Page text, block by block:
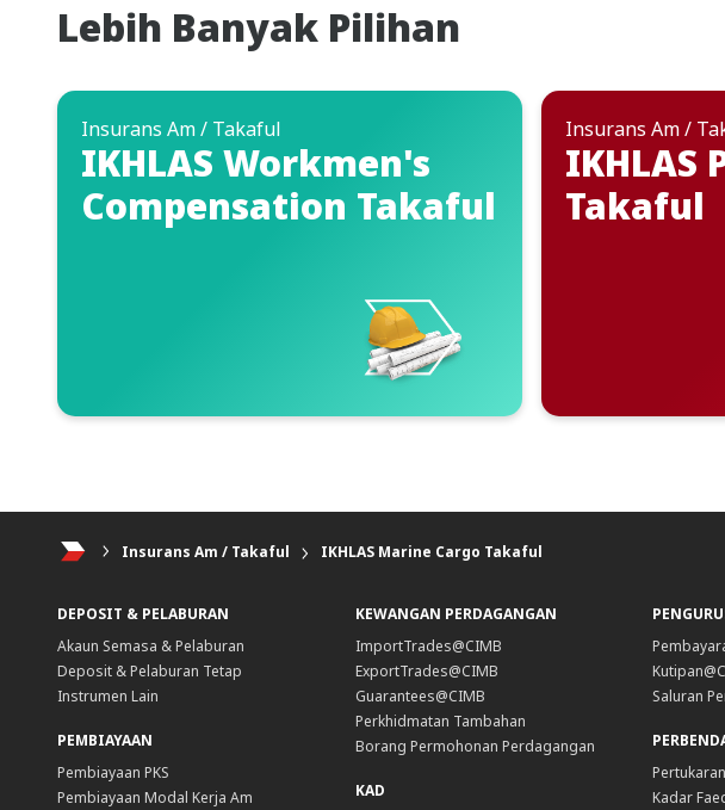
Lebih Banyak Pilihan
Insurans Am / Takaful
IKHLAS Workmen's
Compensation Takaful
Insurans Am /
IKHLAS
Takaful
Insurans Am / Takaful IKHLAS Marine Cargo Takaful
DEPOSIT & PELABURAN
Akaun Semasa & Pelaburan
Deposit & Pelaburan Tetap
Instrumen Lain
PEMBIAYAAN
Pembiayaan PKS
Pembiayaan Modal Kerja Am
KEWANGAN PERDAGANGAN
ImportTrades@CIMB
ExportTrades@CIMB
Guarantees@CIMB
Perkhidmatan Tambahan
Borang Permohonan Perdagangan
KAD
Saluran
Kadar